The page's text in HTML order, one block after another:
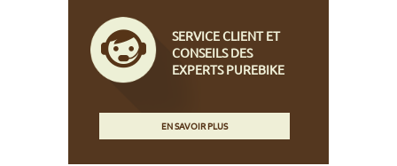
SERVICE CLIENT ET
CONSEILS DES
EXPERTS PUREBIKE
EN SAVOIR PLUS